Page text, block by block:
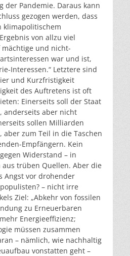
der Pandemie. Daraus kann
gezogen werden, dass
klimapolitischem
von allzu viel
mächtige und nicht-
war und ist,
Interessen.“ Letztere sind
und Kurzfristigkeit
des Auftretens ist oft
Einerseits soll der Staat
anderseits aber nicht
sollen Milliarden
aber zum Teil in die Taschen
Empfängern. Kein
Widerstand – in
aus trüben Quellen. Aber die
Angst vor drohender
– nicht irre
Ziel: „Abkehr von fossilen
zu Erneuerbaren
Energieeffizienz;
müssen zusammen
– nämlich, wie nachhaltig
vonstatten geht –